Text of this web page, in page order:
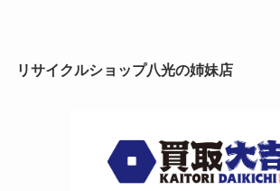
リサイクルショップ八光の姉妹店